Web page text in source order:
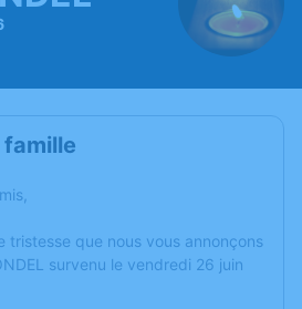
famille
tristesse que nous vous annonçons
survenu le vendredi 26 juin